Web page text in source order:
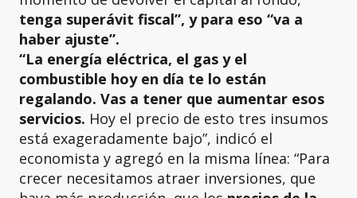
tenga superávit fiscal”, y para eso “va a
haber ajuste”.
“La energía eléctrica, el gas y el
combustible hoy en día te lo están
regalando. Vas a tener que aumentar esos
servicios. Hoy el precio de esto tres insumos
está exageradamente bajo”, indicó el
economista y agregó en la misma línea: “Para
crecer necesitamos atraer inversiones, que